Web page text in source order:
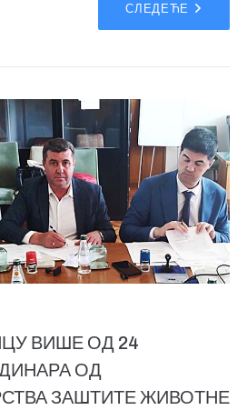
СЛЕДЕЋЕ
ВИШЕ ОД 24
ОД
ЗАШТИТЕ ЖИВОТНЕ